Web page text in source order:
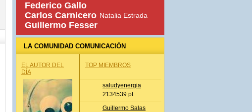
Federico Gallo
Carlos Carnicero Natalia Estrada
Guillermo Fesser
LA COMUNIDAD COMUNICACIÓN
EL AUTOR DEL
DÍA
TOP MIEMBROS
saludyenergia
2134539 pt
Guillermo Salas